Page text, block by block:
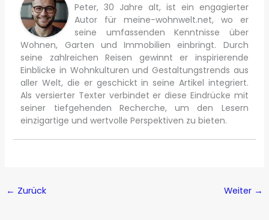
Peter, 30 Jahre alt, ist ein engagierter
Autor für meine-wohnwelt.net, wo er
seine umfassenden Kenntnisse über
Wohnen, Garten und Immobilien einbringt. Durch
seine zahlreichen Reisen gewinnt er inspirierende
Einblicke in Wohnkulturen und Gestaltungstrends aus
aller Welt, die er geschickt in seine Artikel integriert.
Als versierter Texter verbindet er diese Eindrücke mit
seiner tiefgehenden Recherche, um den Lesern
einzigartige und wertvolle Perspektiven zu bieten.
← Zurück Weiter →